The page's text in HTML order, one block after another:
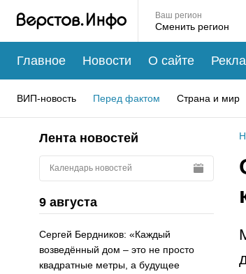
Ваш регион
Главное Новости О сайте
ВИП-новость Перед фактом Страна и мир
Лента новостей
Календарь новостей
9 августа
Сергей Бердников: «Каждый
возведённый дом – это не просто
квадратные метры, а будущее